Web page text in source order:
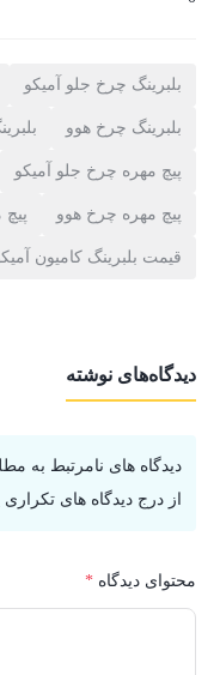
بلبرینگ چرخ جلو آمیکو
بلبرینگ چرخ هوو
پیچ مهره چرخ جلو آمیکو
پیچ مهره چرخ هوو
قیمت بلبرینگ کامیون
دیدگاه‌های نوشته
دیدگاه های نامرتبط به
از درج دیدگاه های تکراری
محتوای دیدگاه *